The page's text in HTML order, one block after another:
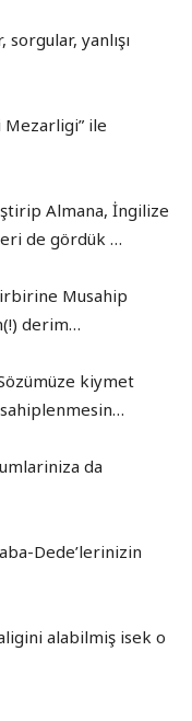
yanlışı
Mezarligi” ile
Almana, İngilize
de gördük …
Musahip
derim…
kiymet
da
Dede’lerinizin
alabilmiş isek o